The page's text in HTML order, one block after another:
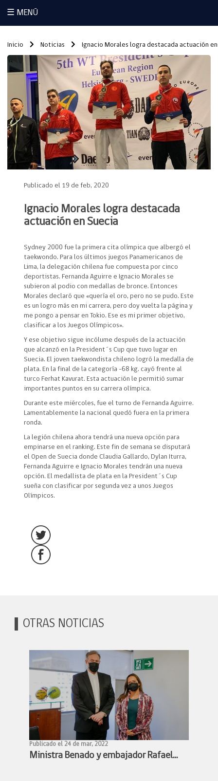
☰ MENÚ
Inicio Noticias Ignacio Morales logra destacada actuación
Publicado el 19 de feb, 2020
Ignacio Morales logra destacada
actuación en Suecia
Sydney 2000 fue la primera cita olímpica que albergó el
taekwondo. Para los últimos juegos Panamericanos de
Lima, la delegación chilena fue compuesta por cinco
deportistas. Fernanda Aguirre e Ignacio Morales se
subieron al podio con medallas de bronce. Entonces
Morales declaró que «quería el oro, pero no se pudo. Este
es un logro más en mi carrera, pero doy vuelta la página y
me pongo a pensar en Tokio. Ese es mi primer objetivo,
clasificar a los Juegos Olímpicos».
Y ese objetivo sigue incólume después de la actuación
que alcanzó en la President´s Cup que tuvo lugar en
Suecia. El joven taekwondista chileno logró la medalla de
plata. En la final de la categoría -68 kg. cayó frente al
turco Ferhat Kavurat. Esta actuación le permitió sumar
importantes puntos en su carrera olímpica.
Durante este miércoles, fue el turno de Fernanda Aguirre.
Lamentablemente la nacional quedó fuera en la primera
ronda.
La legión chilena ahora tendrá una nueva opción para
empinarse en el ranking. Este fin de semana se disputará
el Open de Suecia donde Claudia Gallardo, Dylan Iturra,
Fernanda Aguirre e Ignacio Morales tendrán una nueva
opción. El medallista de plata en la President´s Cup
sueña con clasificar por segunda vez a unos Juegos
Olímpicos.
OTRAS NOTICIAS
Publicado el 24 de mar, 2022
Ministra Benado y embajador Rafael